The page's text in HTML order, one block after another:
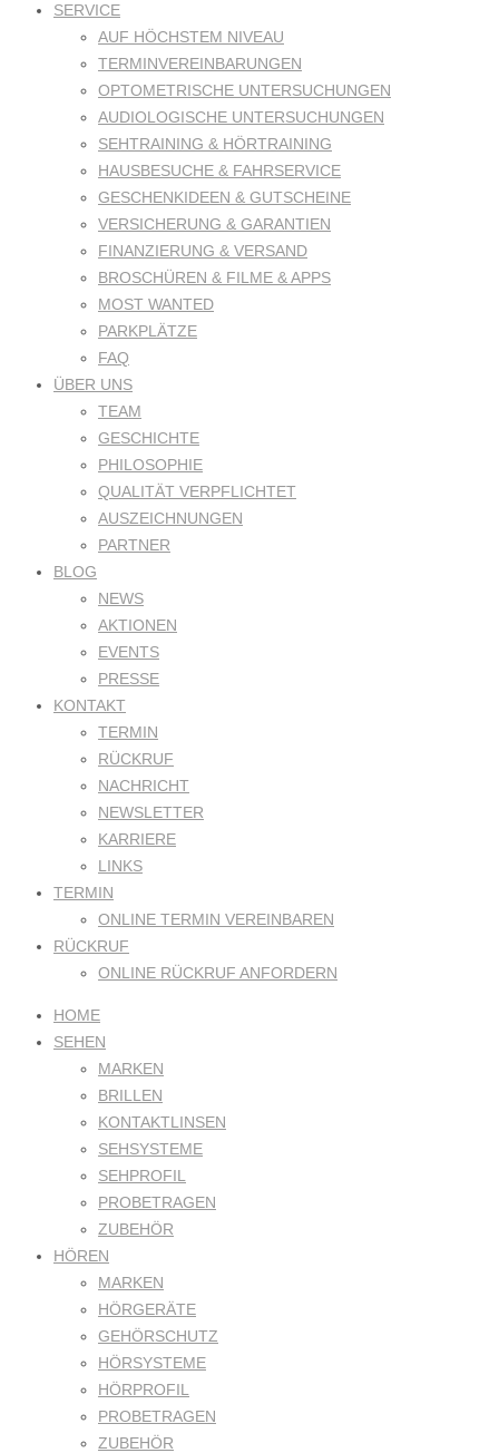
SERVICE
AUF HÖCHSTEM NIVEAU
TERMINVEREINBARUNGEN
OPTOMETRISCHE UNTERSUCHUNGEN
AUDIOLOGISCHE UNTERSUCHUNGEN
SEHTRAINING & HÖRTRAINING
HAUSBESUCHE & FAHRSERVICE
GESCHENKIDEEN & GUTSCHEINE
VERSICHERUNG & GARANTIEN
FINANZIERUNG & VERSAND
BROSCHÜREN & FILME & APPS
MOST WANTED
PARKPLÄTZE
FAQ
ÜBER UNS
TEAM
GESCHICHTE
PHILOSOPHIE
QUALITÄT VERPFLICHTET
AUSZEICHNUNGEN
PARTNER
BLOG
NEWS
AKTIONEN
EVENTS
PRESSE
KONTAKT
TERMIN
RÜCKRUF
NACHRICHT
NEWSLETTER
KARRIERE
LINKS
TERMIN
ONLINE TERMIN VEREINBAREN
RÜCKRUF
ONLINE RÜCKRUF ANFORDERN
HOME
SEHEN
MARKEN
BRILLEN
KONTAKTLINSEN
SEHSYSTEME
SEHPROFIL
PROBETRAGEN
ZUBEHÖR
HÖREN
MARKEN
HÖRGERÄTE
GEHÖRSCHUTZ
HÖRSYSTEME
HÖRPROFIL
PROBETRAGEN
ZUBEHÖR